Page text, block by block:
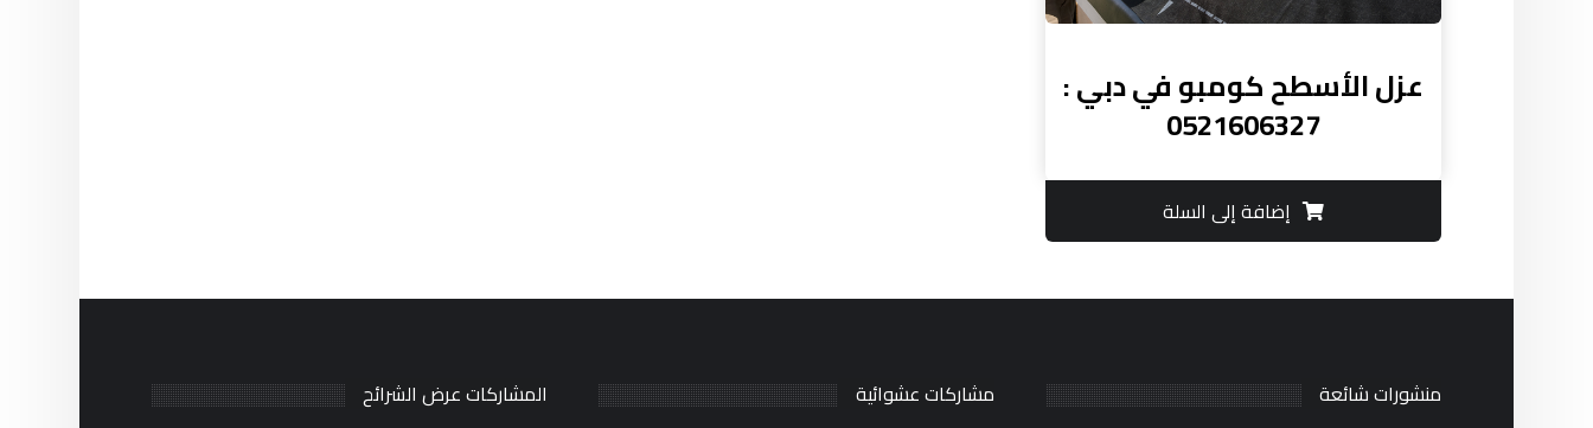
عزل الأسطح كومبو في دبي :
0521606327
إضافة إلى السلة
منشورات شائعة مشاركات عشوائية
المشاركات عرض الشرائح